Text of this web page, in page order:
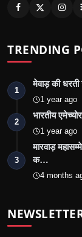
TRENDING
1
मेवाड़ की
1 year ago
2
भारतीय
1 year ago
3
मारवाड़
क…
4 months